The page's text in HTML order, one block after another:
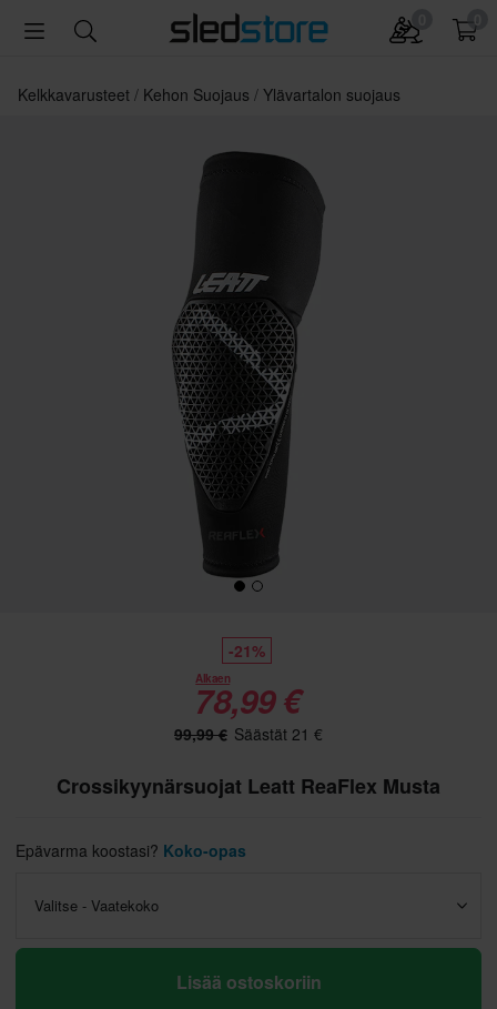
Kelkkavarusteet Kehon Suojaus Ylävartalon suojaus
-21%
Alkaen
78,99 €
99,99 € Säästät 21 €
Crossikyynärsuojat Leatt ReaFlex Musta
Epävarma koostasi? Koko-opas
Valitse - Vaatekoko
Lisää ostoskoriin